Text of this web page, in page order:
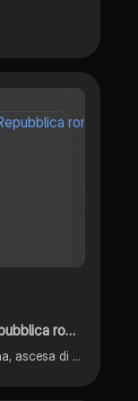
romana
Ascesa di Pompeo, congiura di Catilina, ascesa di Cesare